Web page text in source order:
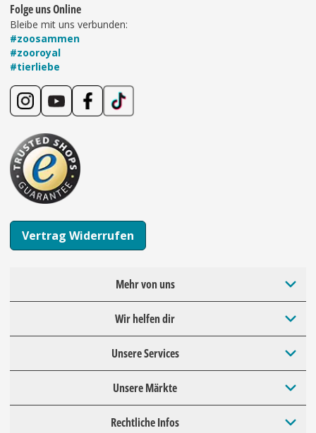
Folge uns Online
Bleibe mit uns verbunden:
#zoosammen
#zooroyal
#tierliebe
Vertrag Widerrufen
Mehr von uns
Wir helfen dir
Unsere Services
Unsere Märkte
Rechtliche Infos